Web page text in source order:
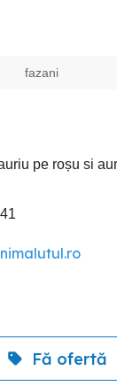
fazani
pe roșu si
Fă ofertă